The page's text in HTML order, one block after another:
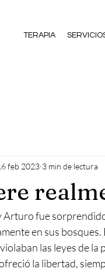
TERAPIA
feb 2023 3 min de lectura
Arturo fue
en sus
las leyes de
la libertad,